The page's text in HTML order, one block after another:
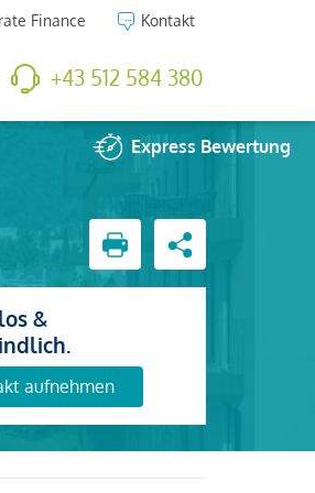
Finance Kontakt
+43 512 584 380
Express Bewertung
&
aufnehmen